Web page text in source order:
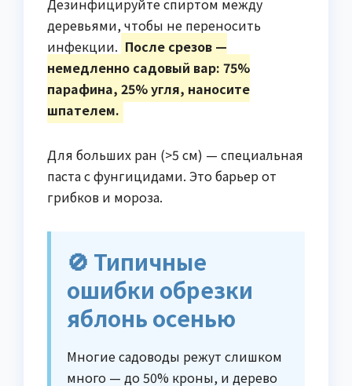
Дезинфицируйте спиртом между
деревьями, чтобы не переносить
инфекции. После срезов —
немедленно садовый вар: 75%
парафина, 25% угля, наносите
шпателем.
Для больших ран (>5 см) — специальная
паста с фунгицидами. Это барьер от
грибков и мороза.
🚫 Типичные
ошибки обрезки
яблонь осенью
Многие садоводы режут слишком
много — до 50% кроны, и дерево